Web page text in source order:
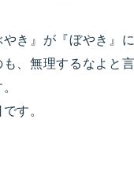
き』が『ぼやき』
、無理するなよと
す。